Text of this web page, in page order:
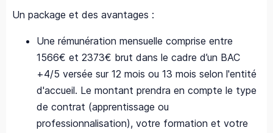
Un package et des avantages :
Une rémunération mensuelle comprise entre
1566€ et 2373€ brut dans le cadre d’un BAC
+4/5 versée sur 12 mois ou 13 mois selon l'entité
d'accueil. Le montant prendra en compte le type
de contrat (apprentissage ou
professionnalisation), votre formation et votre